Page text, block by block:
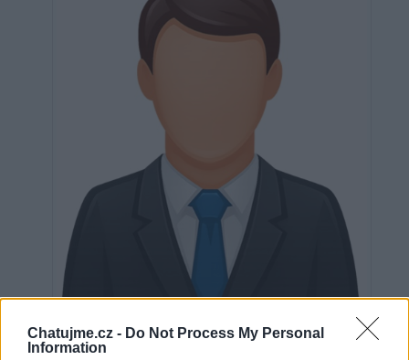
Chatujme.cz - Do Not Process My Personal
Information
Neověřeno